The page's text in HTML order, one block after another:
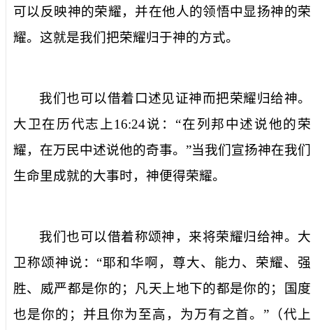
可以反映神的荣耀，并在他人的领悟中显扬神的荣
耀。这就是我们把荣耀归于神的方式。
我们也可以借着口述见证神而把荣耀归给神。
大卫在历代志上16:24说：“在列邦中述说他的荣
耀，在万民中述说他的奇事。”当我们宣扬神在我们
生命里成就的大事时，神便得荣耀。
我们也可以借着称颂神，来将荣耀归给神。大
卫称颂神说：“耶和华啊，尊大、能力、荣耀、强
胜、威严都是你的；凡天上地下的都是你的；国度
也是你的；并且你为至高，为万有之首。”（代上